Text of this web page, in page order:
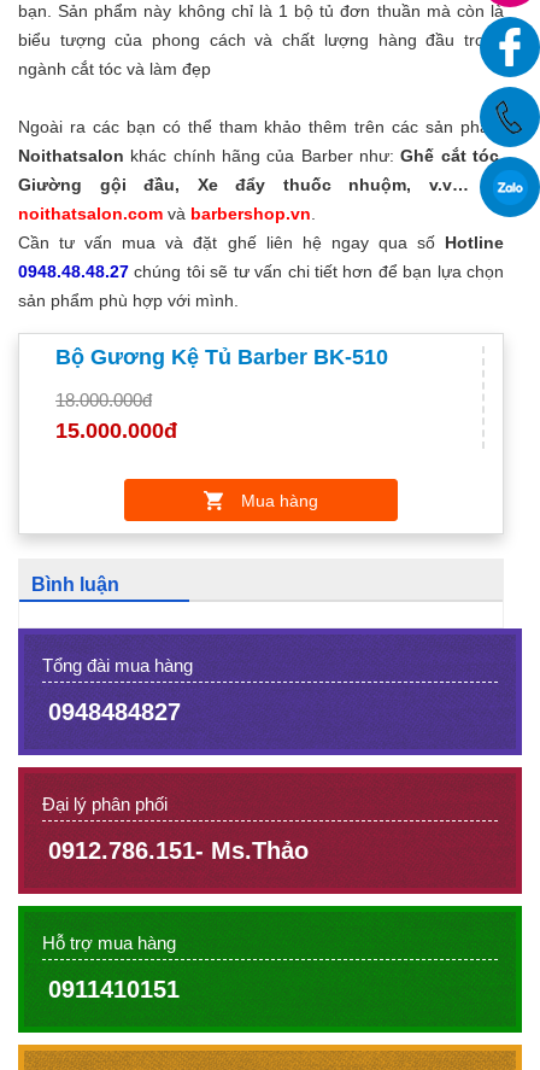
bạn. Sản phẩm này không chỉ là 1 bộ tủ đơn thuần mà còn là
biểu tượng của phong cách và chất lượng hàng đầu trong
ngành cắt tóc và làm đẹp
Ngoài ra các bạn có thể tham khảo thêm trên các sản phẩm
Noithatsalon khác chính hãng của Barber như:Ghế cắt tóc,
Giường gội đầu, Xe đẩy thuốc nhuộm, v.v… tại
noithatsalon.com và barbershop.vn
Cần tư vấn mua và đặt ghế liên hệ ngay qua số Hotline
0948.48.48.27 chúng tôi sẽ tư vấn chi tiết hơn để bạn lựa chọn
sản phẩm phù hợp với mình.
Bộ Gương Kệ Tủ Barber BK-510
18.000.000đ
15.000.000đ
Mua hàng
Bình luận
Tổng đài mua hàng
0948484827
Đại lý phân phối
0912.786.151- Ms.Thảo
Hỗ trợ mua hàng
0911410151